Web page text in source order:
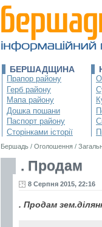
БЕРШАДЩИНА
Прапор району
Герб району
Мапа району
Дошка пошани
Паспорт району
Сторінками історії
Бершадь / Оголошення /
. Продам
8 Серпня 2015, 22:16
. Продам